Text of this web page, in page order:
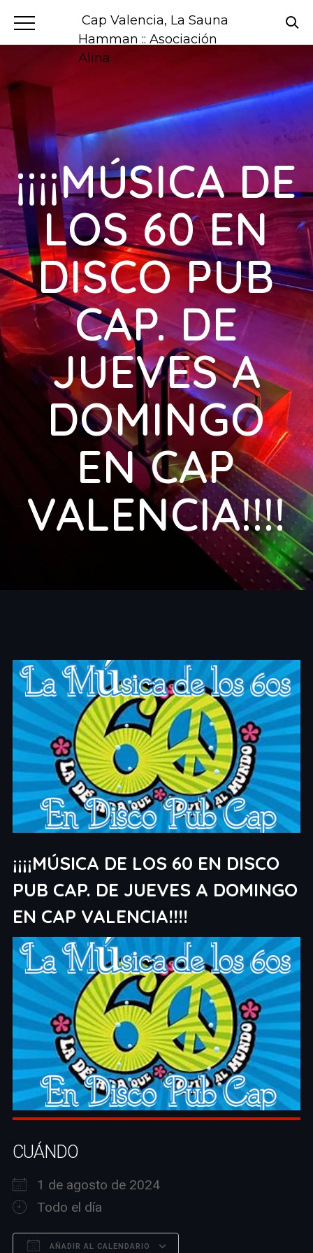
Cap Valencia, La Sauna
Hamman :: Asociación
Alina
¡¡¡¡MÚSICA DE
LOS 60 EN
DISCO PUB
CAP. DE
JUEVES A
DOMINGO
EN CAP
VALENCIA!!!!
¡¡¡¡MÚSICA DE LOS 60 EN DISCO
PUB CAP. DE JUEVES A DOMINGO
EN CAP VALENCIA!!!!
CUÁNDO
1 de agosto de 2024
Todo el día
AÑADIR AL CALENDARIO